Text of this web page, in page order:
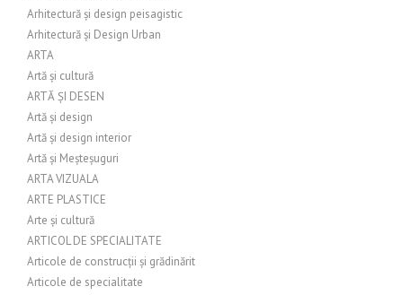
Arhitectură și design peisagistic
Arhitectură și Design Urban
ARTA
Artă și cultură
ARTĂ ȘI DESEN
Artă și design
Artă și design interior
Artă și Meșteșuguri
ARTA VIZUALA
ARTE PLASTICE
Arte și cultură
ARTICOL DE SPECIALITATE
Articole de construcții și grădinărit
Articole de specialitate